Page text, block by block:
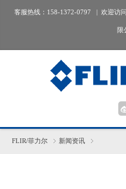
客服热线：158-1372-0797 | 欢迎访
限
FLIR/菲力尔 新闻资讯